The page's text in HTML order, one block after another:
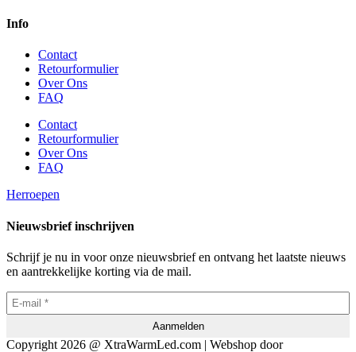
Info
Contact
Retourformulier
Over Ons
FAQ
Contact
Retourformulier
Over Ons
FAQ
Herroepen
Nieuwsbrief inschrijven
Schrijf je nu in voor onze nieuwsbrief en ontvang het laatste nieuws
en aantrekkelijke korting via de mail.
Copyright 2026 @ XtraWarmLed.com | Webshop door